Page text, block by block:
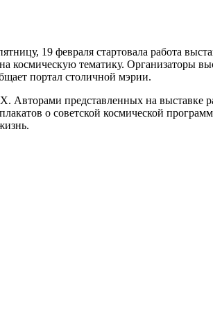
19 февраля стартовала работа
космическую тематику. Организаторы
портал столичной мэрии.
Авторами представленных на выставке
о советской космической